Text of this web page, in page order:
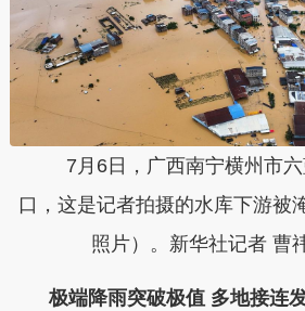
7月6日，广西南宁横州市
口，这是记者拍摄的水库下游被
照片）。新华社记者 曹
极端降雨突破极值 多地接连